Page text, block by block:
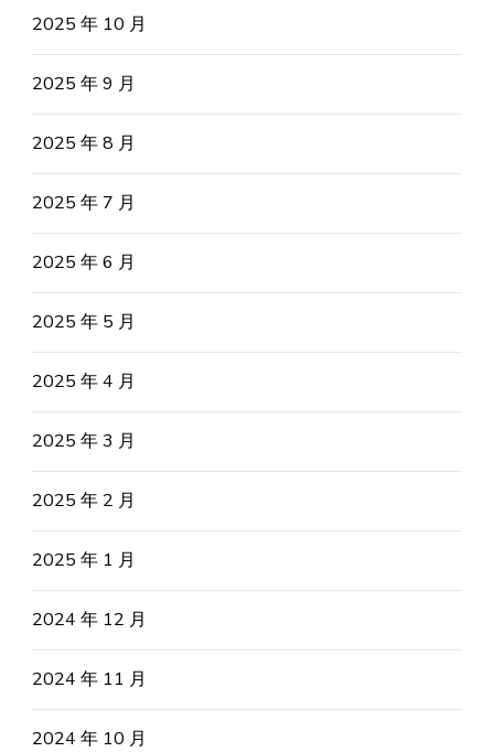
2025 年 10 月
2025 年 9 月
2025 年 8 月
2025 年 7 月
2025 年 6 月
2025 年 5 月
2025 年 4 月
2025 年 3 月
2025 年 2 月
2025 年 1 月
2024 年 12 月
2024 年 11 月
2024 年 10 月